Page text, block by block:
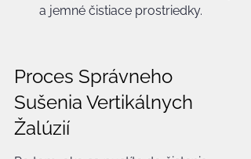
a jemné čistiace prostriedky.
Proces Správneho
Sušenia Vertikálnych
Žalúzií